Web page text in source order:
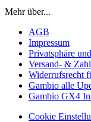
Mehr über...
AGB
Impressum
Privatsphäre
Versand- &
Widerrufsrecht
Gambio alle
Gambio GX4
Cookie